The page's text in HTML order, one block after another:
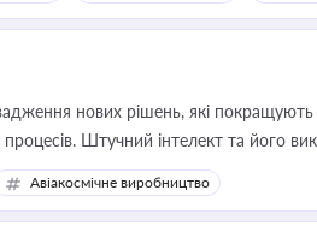
нових рішень, які покращують
Штучний інтелект та його
Авіакосмічне виробництво